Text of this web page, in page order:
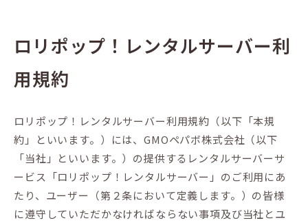
ロリポップ！レンタルサーバー利
用規約
ロリポップ！レンタルサーバー利用規約（以下「本規
約」といいます。）には、GMOペパボ株式会社（以下
「当社」といいます。）の提供するレンタルサーバーサ
ービス「ロリポップ！レンタルサーバー」のご利用にあ
たり、ユーザー（第２条において定義します。）の皆様
に遵守していただかなければならない事項及び当社とユ